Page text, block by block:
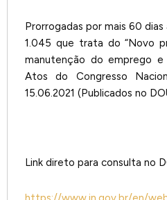
Prorrogadas por mais 60 dias
1.045 que trata do “Novo
manutenção do emprego
Atos do Congresso
15.06.2021 (Publicados no
Link direto para consulta no